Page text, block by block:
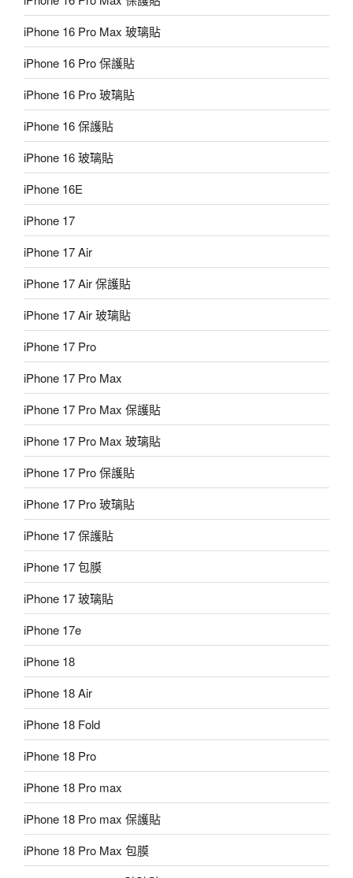
iPhone 16 Pro Max 玻璃貼
iPhone 16 Pro 保護貼
iPhone 16 Pro 玻璃貼
iPhone 16 保護貼
iPhone 16 玻璃貼
iPhone 16E
iPhone 17
iPhone 17 Air
iPhone 17 Air 保護貼
iPhone 17 Air 玻璃貼
iPhone 17 Pro
iPhone 17 Pro Max
iPhone 17 Pro Max 保護貼
iPhone 17 Pro Max 玻璃貼
iPhone 17 Pro 保護貼
iPhone 17 Pro 玻璃貼
iPhone 17 保護貼
iPhone 17 包膜
iPhone 17 玻璃貼
iPhone 17e
iPhone 18
iPhone 18 Air
iPhone 18 Fold
iPhone 18 Pro
iPhone 18 Pro max
iPhone 18 Pro max 保護貼
iPhone 18 Pro Max 包膜